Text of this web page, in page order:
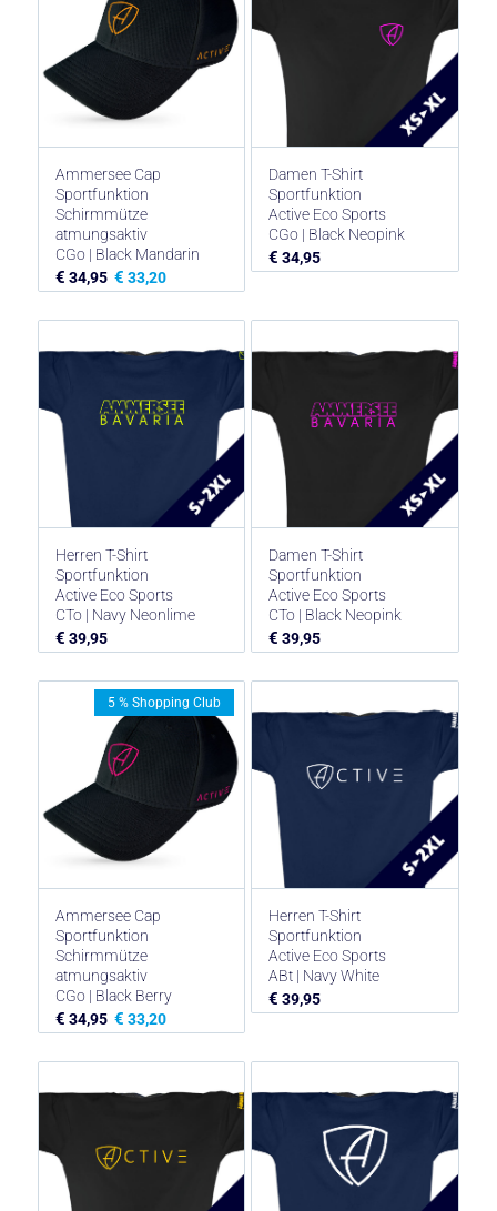
Ammersee Cap
Sportfunktion
Schirmmütze
atmungsaktiv
CGo | Black Mandarin
€ 34,95 € 33,20
Damen T-Shirt
Sportfunktion
Active Eco Sports
CGo | Black Neopink
€ 34,95
Herren T-Shirt
Sportfunktion
Active Eco Sports
CTo | Navy Neonlime
€ 39,95
Damen T-Shirt
Sportfunktion
Active Eco Sports
CTo | Black Neopink
€ 39,95
Ammersee Cap
Sportfunktion
Schirmmütze
atmungsaktiv
CGo | Black Berry
€ 34,95 € 33,20
5 % Shopping Club
Herren T-Shirt
Sportfunktion
Active Eco Sports
ABt | Navy White
€ 39,95